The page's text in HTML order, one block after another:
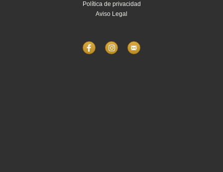
Política de privacidad
Aviso Legal